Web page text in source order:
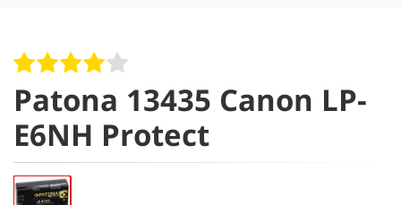
Patona 13435 Canon LP-
E6NH Protect